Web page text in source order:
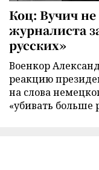
Коц: Вучич не
журналиста
русских»
Военкор
реакцию
на слова
«убивать больше